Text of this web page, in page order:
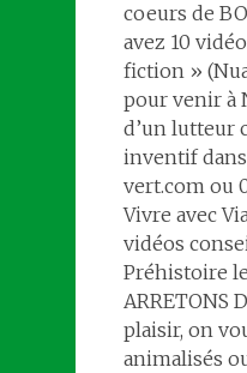
coeurs de
avez 10
fiction »
pour venir à
d’un lutteur
inventif dans
vert.com ou
Vivre avec
vidéos
Préhistoire
ARRETONS
plaisir, on
animalisés